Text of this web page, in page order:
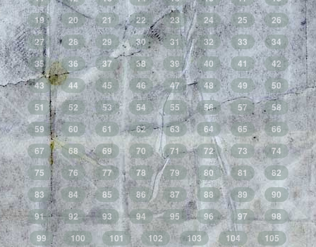
19
20 21 22 23 24 25
26
27
28 29 30 31 32 33
34
35
36 37 38 39 40 41
42
43
44 45 46 47 48 49
50
51
52 53 54 55 56 57
58
59
60 61 62 63 64 65
66
67
68 69 70 71 72 73
74
75
76 77 78 79 80 81
82
83
84 85 86 87 88 89
90
91
92 93 94 95 96 97
98
99
100 101 102 103 104
105